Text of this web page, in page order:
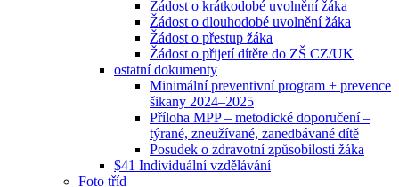
Žádost o krátkodobé uvolnění žáka
Žádost o dlouhodobé uvolnění žáka
Žádost o přestup žáka
Žádost o přijetí dítěte do ZŠ CZ/UK
ostatní dokumenty
Minimální preventivní program + prevence
šikany 2024–2025
Příloha MPP – metodické doporučení –
týrané, zneužívané, zanedbávané dítě
Posudek o zdravotní způsobilosti žáka
$41 Individuální vzdělávání
Foto tříd